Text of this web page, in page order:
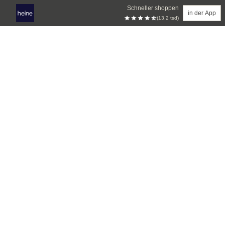
Schneller shoppen
(13.2 tsd)
in der App